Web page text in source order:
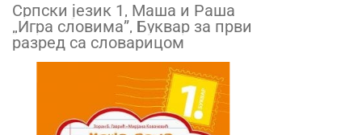
Српски језик 1, Маша и Раша
„Игра словима”, Буквар за први
разред са словарицом